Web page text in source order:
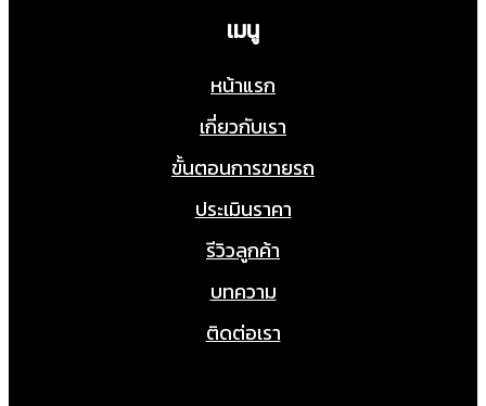
เมนู
หน้าแรก
เกี่ยวกับเรา
ขั้นตอนการขายรถ
ประเมินราคา
รีวิวลูกค้า
บทความ
ติดต่อเรา